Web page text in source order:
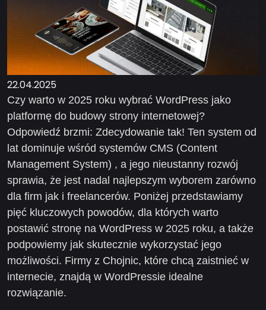
22.04.2025
Czy warto w 2025 roku wybrać WordPress jako
platformę do budowy strony internetowej?
Odpowiedź brzmi: Zdecydowanie tak! Ten system od
lat dominuje wśród systemów CMS (Content
Management System) , a jego nieustanny rozwój
sprawia, że jest nadal najlepszym wyborem zarówno
dla firm jak i freelancerów. Poniżej przedstawiamy
pięć kluczowych powodów, dla których warto
postawić stronę na WordPress w 2025 roku, a także
podpowiemy jak skutecznie wykorzystać jego
możliwości. Firmy z Chojnic, które chcą zaistnieć w
internecie, znajdą w WordPressie idealne
rozwiązanie.